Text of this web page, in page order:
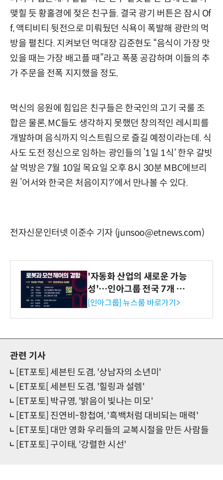
맺힐 듯 황홀경에 젖은 친구들. 결국 광기 버튼은 잠시 Of
f, 액티비티 뒷전으로 미뤄뒀던 식욕이 폭발해 광란의 먹
방을 펼친다. 지켜보던 먹대장 김준현도 “음식이 가장 맛
있을 때는 가장 배고플 때”라고 폭풍 공감하며 이들의 추
가 주문을 전폭 지지했을 정도.
먹신의 응원에 힘입은 친구들은 한국인의 고기 국룰 조
합은 물론, MC들도 생각하지 못했던 창의적인 레시피를
개발하며 음식까지 익스트림으로 즐길 예정이라는데. 식
사도 도전 정신으로 임하는 광인들의 ’1일 1식‘ 한우 갈빗
살 먹방은 7월 10일 목요일 오후 8시 30분 MBC에브리
원 ’어서와 한국은 처음이지?‘에서 만나볼 수 있다.
전자신문인터넷 이준수 기자 (junsoo@etnews.com)
'자동화 산업의 새로운 가능
성'…인아그룹 전국 7개 도
시 세미나 페어 개최
[인아그룹] 뉴스룸 바로가기>
관련 기사
[ET포토] 세븐틴 도겸, '상남자의 소년미'
[ET포토[ 세븐틴 도겸, '힐링과 설렘'
[ET포토] 박규영, '밝음이 빛나는 미모'
[ET포토] 진연비-항첩여, '흑백처럼 대비되는 매력'
[ET포토] 대만 영화 우리들의 교복시절을 만든 사람들
[ET포토] 구이태, '강렬한 시선'